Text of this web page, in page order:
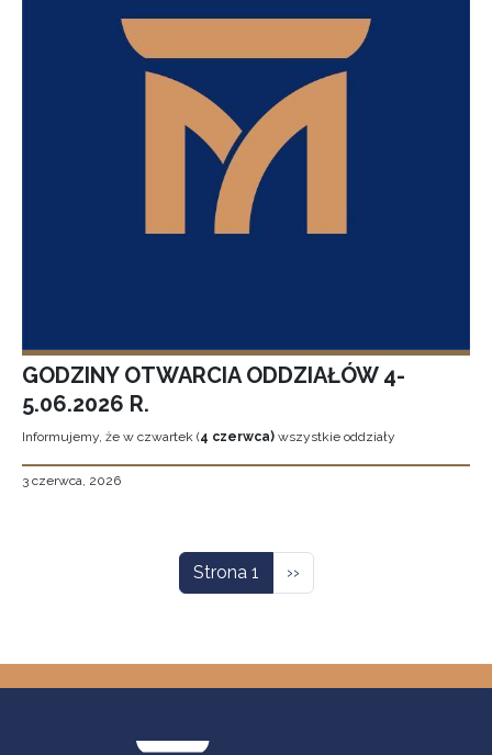
GODZINY OTWARCIA ODDZIAŁÓW 4-
5.06.2026 R.
Informujemy, że w czwartek (4 czerwca) wszystkie oddziały
3 czerwca, 2026
Strona 1 Następna strona
››